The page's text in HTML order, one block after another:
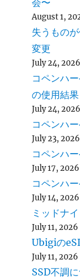
会〜
August 1,
失うもの
変更
July 24, 2026
コペンハ
の使用結果
July 24, 2026
コペンハ
July 23, 2026
コペンハ
July 17, 2026
コペンハ
July 14, 2026
ミッドナ
July 11, 2026
Ubigiの
July 11, 2026
SSD不調